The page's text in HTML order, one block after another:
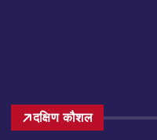
दक्षिण कौशल